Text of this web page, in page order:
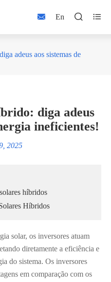
 En  
adeus aos sistemas de
diga adeus
ineficientes!
2025
híbridos
Híbridos
solar, os inversores atuam
diretamente a eficiência e
do sistema. Os inversores
em comparação com os